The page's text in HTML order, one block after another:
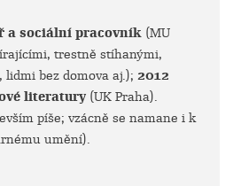
a sociální pracovník (MU
trestně stíhanými,
bez domova aj.); 2012
literatury (UK Praha).
píše; vzácně se namane i k
umění).